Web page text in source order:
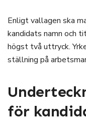
Enligt vallagen ska
kandidats namn och
högst två uttryck.
ställning på
för